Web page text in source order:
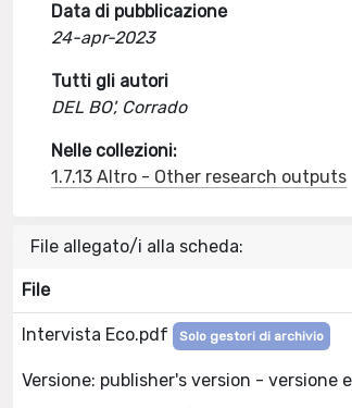
Data di pubblicazione
24-apr-2023
Tutti gli autori
DEL BO', Corrado
Nelle collezioni:
1.7.13 Altro - Other research outputs
File allegato/i alla scheda:
File
Intervista Eco.pdf Solo gestori di archivio
Versione: publisher's version - versione